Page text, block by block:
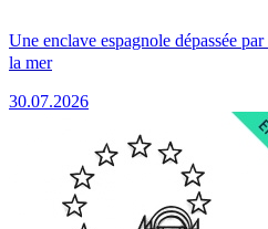
Une enclave espagnole dépassée
la mer
30.07.2026